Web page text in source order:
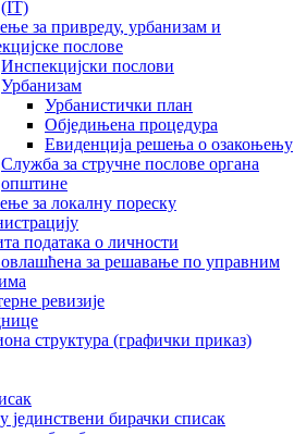
(IT)
за привреду, урбанизам и
послове
Инспекцијски послови
Урбанизам
Урбанистички план
Обједињена процедура
Евиденција решења о озакоњењу
Служба за стручне послове органа
општине
за локалну пореску
података о личности
за решавање по управним
ревизије
структура (графички приказ)
јединствени бирачки списак